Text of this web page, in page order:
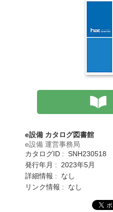
e設備 カタログ図書館
e設備 運営事務局
カタログID : SNH230518
発行年月 : 2023年5月
詳細情報 : なし
リンク情報 : なし